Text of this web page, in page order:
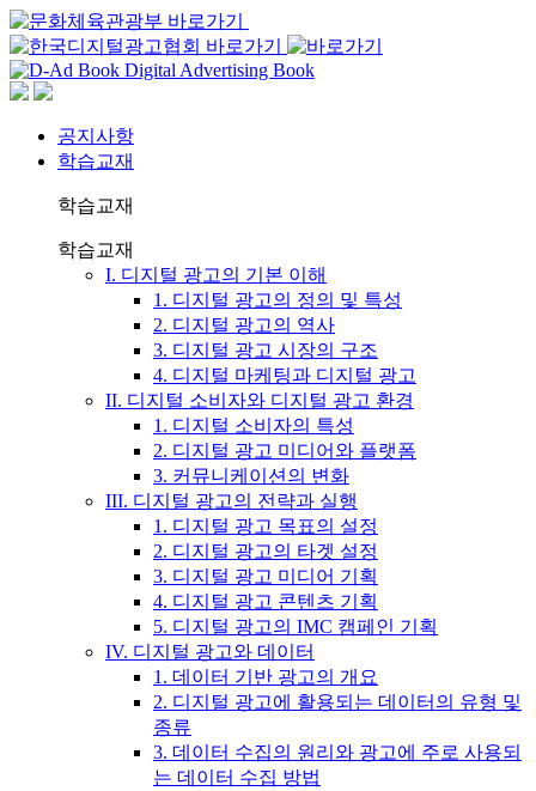
공지사항
학습교재
학습교재
학습교재
I. 디지털 광고의 기본 이해
1. 디지털 광고의 정의 및 특성
2. 디지털 광고의 역사
3. 디지털 광고 시장의 구조
4. 디지털 마케팅과 디지털 광고
II. 디지털 소비자와 디지털 광고 환경
1. 디지털 소비자의 특성
2. 디지털 광고 미디어와 플랫폼
3. 커뮤니케이션의 변화
III. 디지털 광고의 전략과 실행
1. 디지털 광고 목표의 설정
2. 디지털 광고의 타겟 설정
3. 디지털 광고 미디어 기획
4. 디지털 광고 콘텐츠 기획
5. 디지털 광고의 IMC 캠페인 기획
IV. 디지털 광고와 데이터
1. 데이터 기반 광고의 개요
2. 디지털 광고에 활용되는 데이터의 유형 및
종류
3. 데이터 수집의 원리와 광고에 주로 사용되
는 데이터 수집 방법